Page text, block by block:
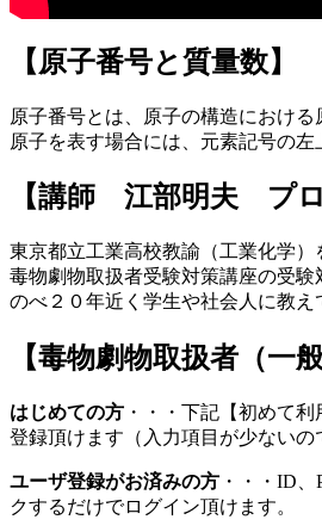
【原子番号と質量数】
原子番号とは、原子の構造におけ
原子を表す場合には、元素記号の
【講師 江部明夫 プロ
東京都立工業高校教諭（工業化学）
毒物劇物取扱者受験対策講座の受
のべ２０年近く学生や社会人に教え
【毒物劇物取扱者（
はじめての方 ・・・下記【初めて
登録頂けます（入力項目が少ないの
ユーザ登録がお済みの方 ・・・ID
クするだけでログイン頂けます。